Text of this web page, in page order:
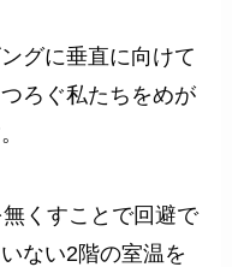
グに垂直に向けて
ろぐ私たちをめが
くすことで回避で
ない2階の室温を